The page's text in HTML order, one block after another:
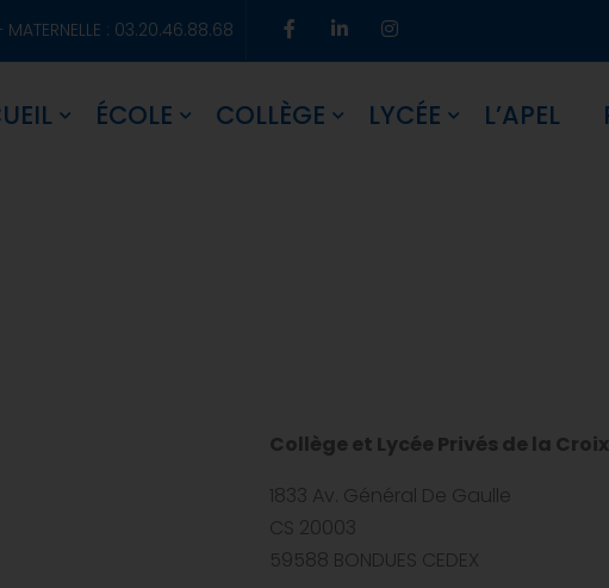
: 03.20.46.88.68
ÉCOLE COLLÈGE LYCÉE L’APEL
Collège et Lycée Privés de la
1833 Av. Général De Gaulle
CS 20003
59588 BONDUES CEDEX